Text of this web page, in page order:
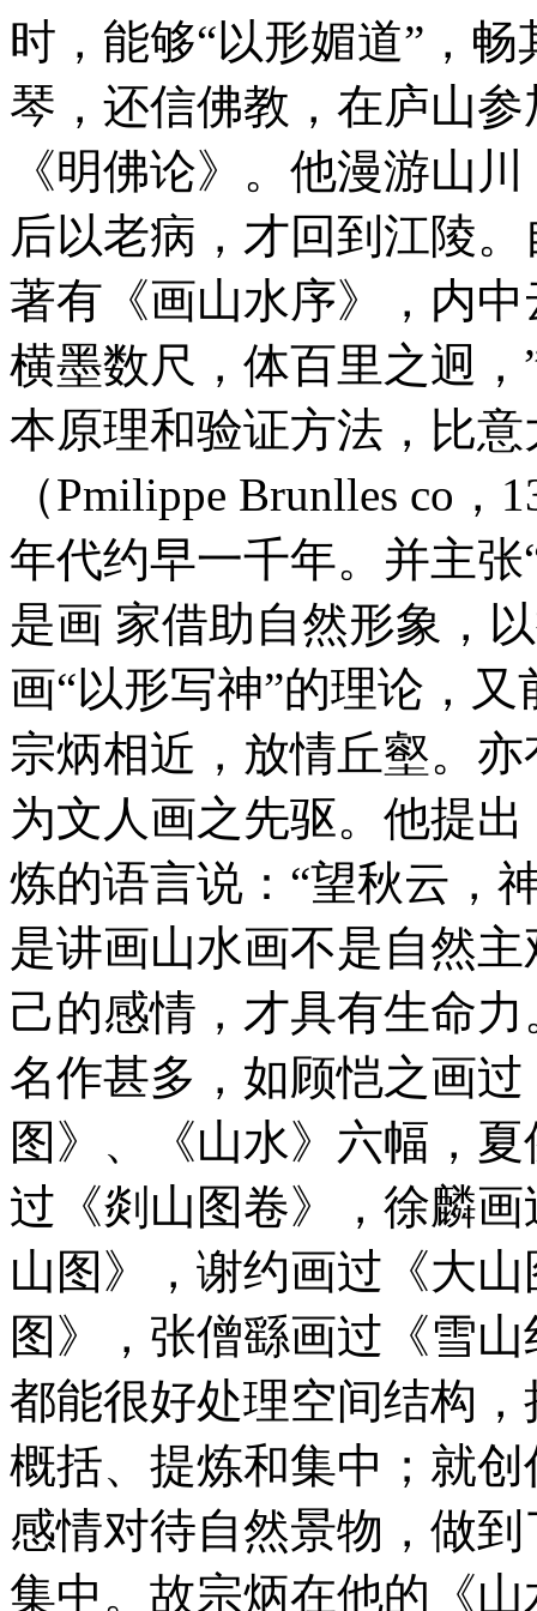
时，能够“以形媚道”，
琴，还信佛教，在庐山
《明佛论》。他漫游山
后以老病，才回到江陵
著有《画山水序》，内
横墨数尺，体百里之迥
本原理和验证方法，比
（Pmilippe Brunlles co
年代约早一千年。并主
是画 家借助自然形象，
画“以形写神”的理论，
宗炳相近，放情丘壑。
为文人画之先驱。他提
炼的语言说：“望秋云，
是讲画山水画不是自然
己的感情，才具有生命
名作甚多，如顾恺之画
图》、《山水》六幅，
过《剡山图卷》，徐麟
山图》，谢约画过《大
图》，张僧繇画过《雪
都能很好处理空间结构
概括、提炼和集中；就
感情对待自然景物，做
集中。故宗炳在他的《